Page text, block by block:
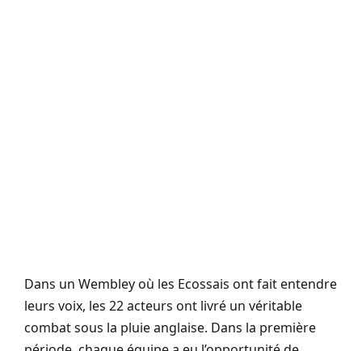
Dans un Wembley où les Ecossais ont fait entendre
leurs voix, les 22 acteurs ont livré un véritable
combat sous la pluie anglaise. Dans la première